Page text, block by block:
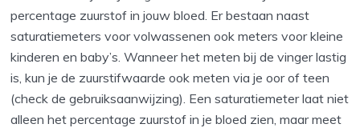
percentage zuurstof in jouw bloed. Er bestaan naast
saturatiemeters voor volwassenen ook meters voor kleine
kinderen en baby’s. Wanneer het meten bij de vinger lastig
is, kun je de zuurstifwaarde ook meten via je oor of teen
(check de gebruiksaanwijzing). Een saturatiemeter laat niet
alleen het percentage zuurstof in je bloed zien, maar meet